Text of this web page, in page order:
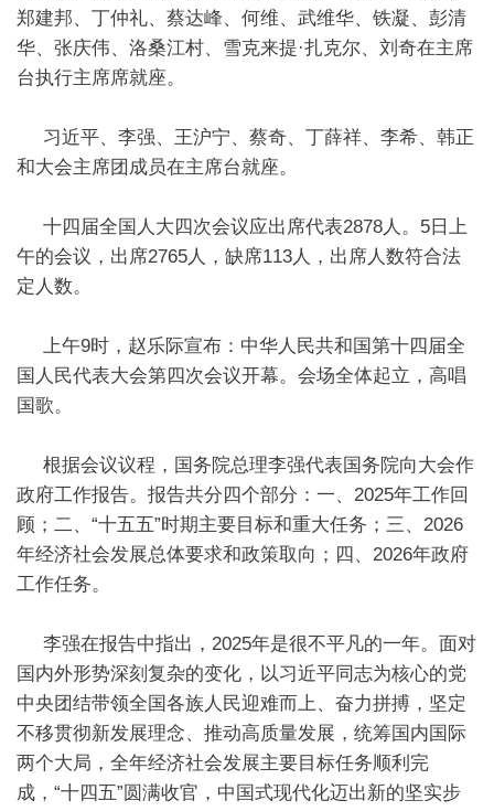
郑建邦、丁仲礼、蔡达峰、何维、武维华、铁凝、彭清
华、张庆伟、洛桑江村、雪克来提·扎克尔、刘奇在主席
台执行主席席就座。
习近平、李强、王沪宁、蔡奇、丁薛祥、李希、韩正
和大会主席团成员在主席台就座。
十四届全国人大四次会议应出席代表2878人。5日上
午的会议，出席2765人，缺席113人，出席人数符合法
定人数。
上午9时，赵乐际宣布：中华人民共和国第十四届全
国人民代表大会第四次会议开幕。会场全体起立，高唱
国歌。
根据会议议程，国务院总理李强代表国务院向大会作
政府工作报告。报告共分四个部分：一、2025年工作回
顾；二、“十五五”时期主要目标和重大任务；三、2026
年经济社会发展总体要求和政策取向；四、2026年政府
工作任务。
李强在报告中指出，2025年是很不平凡的一年。面对
国内外形势深刻复杂的变化，以习近平同志为核心的党
中央团结带领全国各族人民迎难而上、奋力拼搏，坚定
不移贯彻新发展理念、推动高质量发展，统筹国内国际
两个大局，全年经济社会发展主要目标任务顺利完
成，“十四五”圆满收官，中国式现代化迈出新的坚实步